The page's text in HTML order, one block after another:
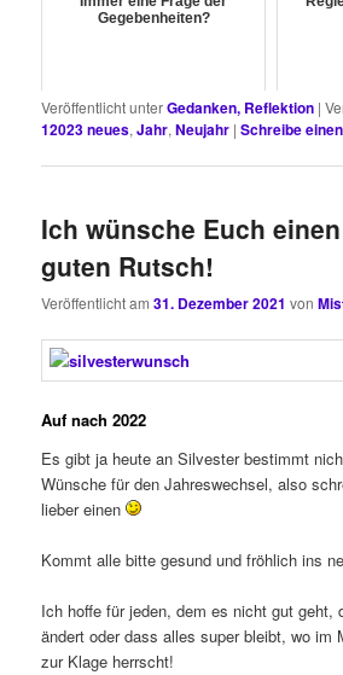
Gegebenheiten?
Veröffentlicht unterGedanken, Reflektion |
12023 neues,Jahr,Neujahr |Schreibe
Ich wünsche Euch einen
guten Rutsch!
Veröffentlicht am31. Dezember 2021 von
Auf nach 2022
Es gibt ja heute an Silvester bestimmt
Wünsche für den Jahreswechsel, also
lieber einen
Kommt alle bitte gesund und fröhlich ins
Ich hoffe für jeden, dem es nicht gut geht,
ändert oder dass alles super bleibt, wo im
zur Klage herrscht!